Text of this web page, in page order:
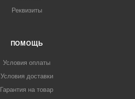
Реквизиты
ПОМОЩЬ
Условия оплаты
Условия доставки
Гарантия на товар